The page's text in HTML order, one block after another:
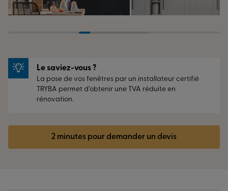
Le saviez-vous ?
La pose de vos fenêtres par un installateur certifié
TRYBA permet d’obtenir une TVA réduite en
rénovation.
2 minutes pour demander un devis